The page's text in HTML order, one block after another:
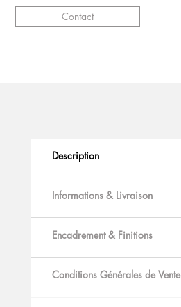
Contact
Description
Informations & Livraison
Encadrement & Finitions
Conditions Générales de Vente